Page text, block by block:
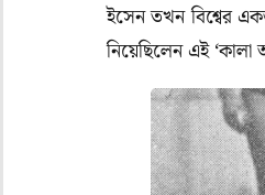
ইসেন তখন বিশ্বের
নিয়েছিলেন এই